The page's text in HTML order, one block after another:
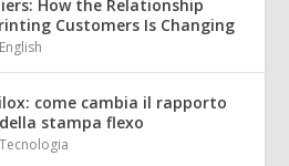
How the Relationship
Customers Is Changing
English
come cambia il rapporto
stampa flexo
Tecnologia